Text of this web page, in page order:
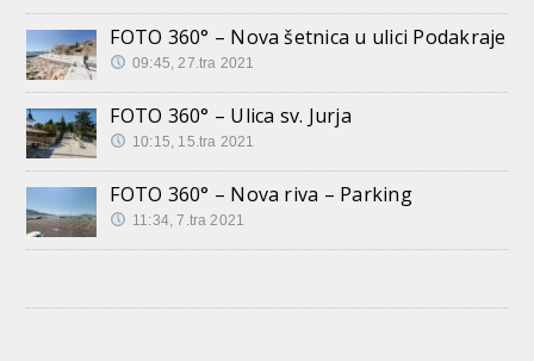
FOTO 360° – Nova šetnica u ulici Podakraje
09:45, 27.tra 2021
FOTO 360° – Ulica sv. Jurja
10:15, 15.tra 2021
FOTO 360° – Nova riva – Parking
11:34, 7.tra 2021